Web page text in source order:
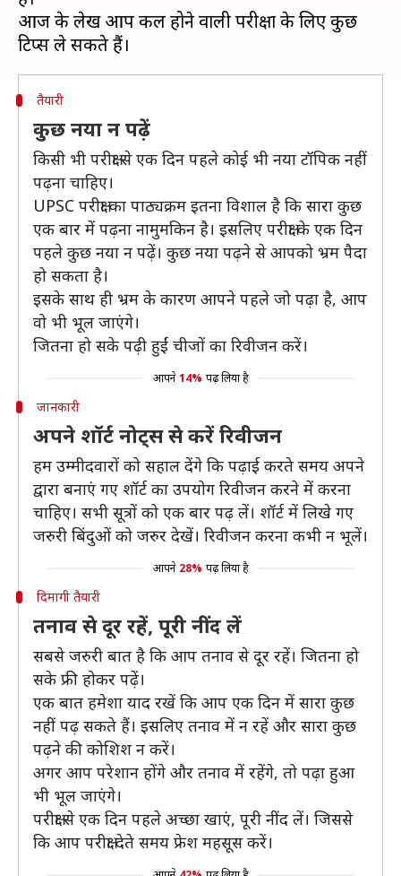
आज के लेख आप कल होने वाली परीक्षा के लिए कुछ
तैयारी
कुछ नया न पढ़ें
किसी भी परीक्षा से एक दिन पहले कोई भी नया टॉपिक नहीं
पढ़ना चाहिए।
UPSC परीक्षा का पाठ्यक्रम इतना विशाल है कि सारा कुछ
एक बार में पढ़ना नामुमकिन है। इसलिए परीक्षा के एक दिन
पहले कुछ नया न पढ़ें। कुछ नया पढ़ने से आपको भ्रम पैदा
हो सकता है।
इसके साथ ही भ्रम के कारण आपने पहले जो पढ़ा है, आप
वो भी भूल जाएंगे।
जितना हो सके पढ़ी हुईं चीजों का रिवीजन करें।
आपने 14% पढ़ लिया है
जानकारी
अपने शॉर्ट नोट्स से करें रिवीजन
हम उम्मीदवारों को सहाल देंगे कि पढ़ाई करते समय अपने
द्वारा बनाएं गए शॉर्ट का उपयोग रिवीजन करने में करना
चाहिए। सभी सूत्रों को एक बार पढ़ लें। शॉर्ट में लिखे गए
जरुरी बिंदुओं को जरुर देखें। रिवीजन करना कभी न भूलें।
आपने 28% पढ़ लिया है
दिमागी तैयारी
तनाव से दूर रहें, पूरी नींद लें
सबसे जरुरी बात है कि आप तनाव से दूर रहें। जितना हो
सके फ्री होकर पढ़ें।
एक बात हमेशा याद रखें कि आप एक दिन में सारा कुछ
नहीं पढ़ सकते हैं। इसलिए तनाव में न रहें और सारा कुछ
पढ़ने की कोशिश न करें।
अगर आप परेशान होंगे और तनाव में रहेंगे, तो पढ़ा हुआ
भी भूल जाएंगे।
परीक्षा से एक दिन पहले अच्छा खाएं, पूरी नींद लें। जिससे
कि आप परीक्षा देते समय फ्रेश महसूस करें।